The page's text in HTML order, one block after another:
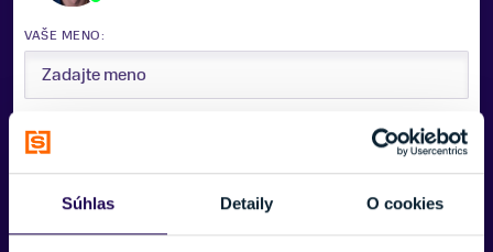
Súhlas Detaily O cookies
VAŠE MENO:
E-MAIL: